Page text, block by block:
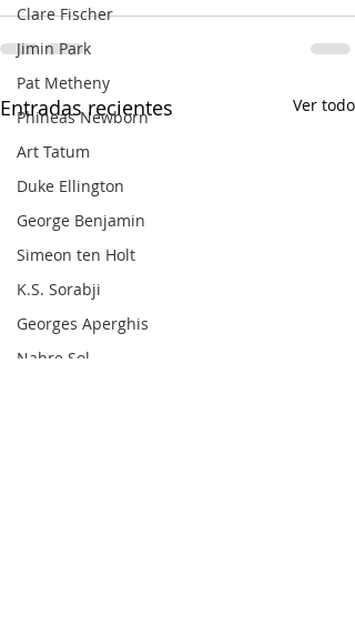
Clare Fischer
Jimin Park
Pat Metheny
Phineas Newborn
Art Tatum
Duke Ellington
George Benjamin
Simeon ten Holt
K.S. Sorabji
Georges Aperghis
Nahre Sol
Entradas recientes Ver todo